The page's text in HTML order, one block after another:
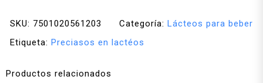
SKU: 7501020561203 Categoría: Lácteos para beber
Etiqueta: Preciasos en lactéos
Productos relacionados